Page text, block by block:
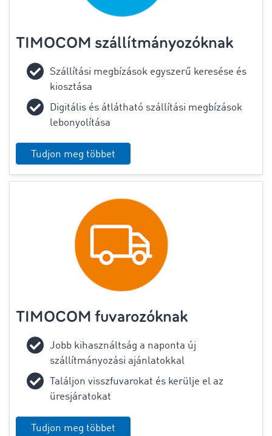
TIMOCOM szállítmányozóknak
Szállítási megbízások egyszerű keresése és
kiosztása
Digitális és átlátható szállítási megbízások
lebonyolítása
Tudjon meg többet
TIMOCOM fuvarozóknak
Jobb kihasználtság a naponta új
szállítmányozási ajánlatokkal
Találjon visszfuvarokat és kerülje el az
üresjáratokat
Tudjon meg többet